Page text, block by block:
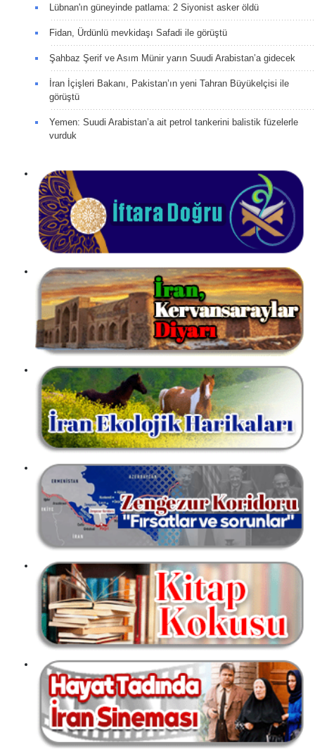
Lübnan'ın güneyinde patlama: 2 Siyonist asker öldü
Fidan, Ürdünlü mevkidaşı Safadi ile görüştü
Şahbaz Şerif ve Asım Münir yarın Suudi Arabistan’a gidecek
İran İçişleri Bakanı, Pakistan’ın yeni Tahran Büyükelçisi ile
görüştü
Yemen: Suudi Arabistan’a ait petrol tankerini balistik füzelerle
vurduk